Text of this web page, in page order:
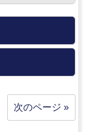
次のページ »